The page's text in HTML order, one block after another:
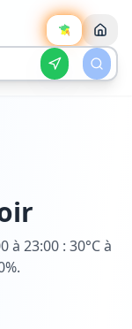
à 23:00 : 30°C à